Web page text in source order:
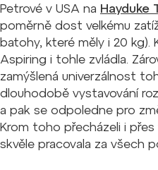
Petrové v USA na Hayduke
poměrně dost velkému
batohy, které měly i 20 kg).
Aspiring i tohle zvládla.
zamýšlená univerzálnost
dlouhodobě vystavování
a pak se odpoledne pro
Krom toho přecházeli i
skvěle pracovala za všech